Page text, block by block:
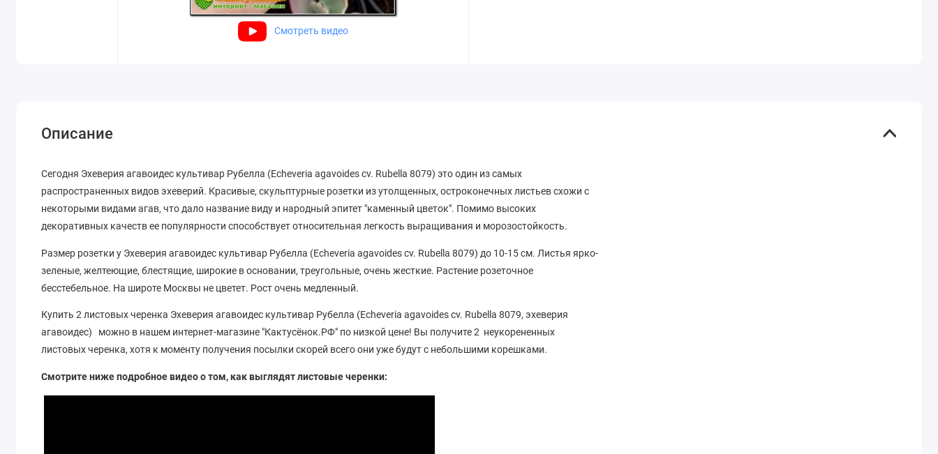
Смотреть видео
Описание
Сегодня Эхеверия агавоидес культивар Рубелла (Echeveria agavoides cv. Rubella 8079) это один из самых
распространенных видов эхеверий. Красивые, скульптурные розетки из утолщенных, остроконечных листьев схожи с
некоторыми видами агав, что дало название виду и народный эпитет "каменный цветок". Помимо высоких
декоративных качеств ее популярности способствует относительная легкость выращивания и морозостойкость.
Размер розетки у Эхеверия агавоидес культивар Рубелла (Echeveria agavoides cv. Rubella 8079) до 10-15 см. Листья ярко-
зеленые, желтеющие, блестящие, широкие в основании, треугольные, очень жесткие. Растение розеточное
бесстебельное. На широте Москвы не цветет. Рост очень медленный.
Купить 2 листовых черенка Эхеверия агавоидес культивар Рубелла (Echeveria agavoides cv. Rubella 8079, эхеверия
агавоидес) можно в нашем интернет-магазине "Кактусёнок.РФ" по низкой цене! Вы получите 2 неукорененных
листовых черенка, хотя к моменту получения посылки скорей всего они уже будут с небольшими корешками.
Смотрите ниже подробное видео о том, как выглядят листовые черенки: